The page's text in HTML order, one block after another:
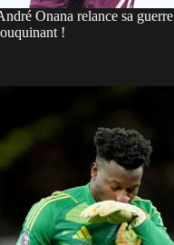
Onana relance sa
!